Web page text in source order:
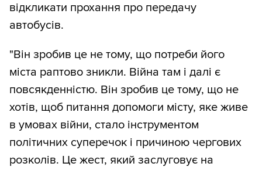
відкликати прохання про передачу
автобусів.
"Він зробив це не тому, що потреби його
міста раптово зникли. Війна там і далі є
повсякденністю. Він зробив це тому, що не
хотів, щоб питання допомоги місту, яке живе
в умовах війни, стало інструментом
політичних суперечок і причиною чергових
розколів. Це жест, який заслуговує на